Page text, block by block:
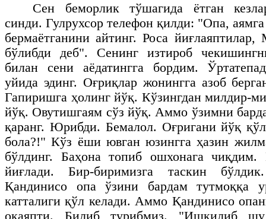
Сен беморлик тўшагида ётган
синди. Гулрухсор телефон қилди: "Опа,
бермаётганини айтинг. Роса
бўлибди деб". Сенинг изтироб
билан сени аёдатингга бордим.
уйида эдинг. Оғриқлар жонингга азоб
Гапиришга ҳолинг йўқ. Кўзингдан милдир-
йўқ. Овутишгаям сўз йўқ. Аммо ўзимни
қаранг. Юрибди. Бемалол. Оғригани йўқ
бола?!" Кўз ёши ювган юзингга ҳазин
бўлдинг. Баҳона топиб ошхонага чиқдим.
йиғлади. Бир-биримизга таскин
Қандинисо опа ўзини бардам тутмоққа
катталиги қўл келади. Аммо Қандинисо
оқаяпти. Билиб турибмиз. "Ишқилиб шу